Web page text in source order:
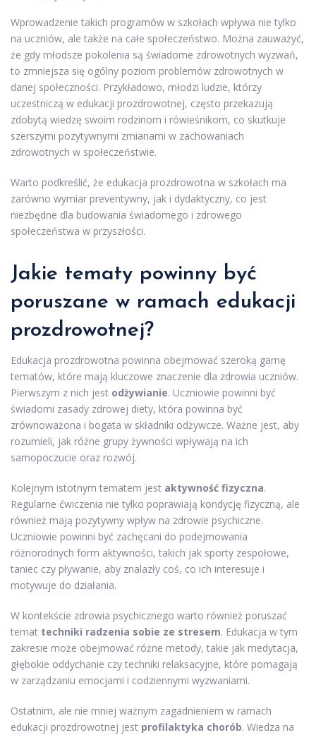
Wprowadzenie takich programów w szkołach wpływa nie tylko
na uczniów, ale także na całe społeczeństwo. Można zauważyć,
że gdy młodsze pokolenia są świadome zdrowotnych wyzwań,
to zmniejsza się ogólny poziom problemów zdrowotnych w
danej społeczności. Przykładowo, młodzi ludzie, którzy
uczestniczą w edukacji prozdrowotnej, często przekazują
zdobytą wiedzę swoim rodzinom i rówieśnikom, co skutkuje
szerszymi pozytywnymi zmianami w zachowaniach
zdrowotnych w społeczeństwie.
Warto podkreślić, że edukacja prozdrowotna w szkołach ma
zarówno wymiar preventywny, jak i dydaktyczny, co jest
niezbędne dla budowania świadomego i zdrowego
społeczeństwa w przyszłości.
Jakie tematy powinny być
poruszane w ramach edukacji
prozdrowotnej?
Edukacja prozdrowotna powinna obejmować szeroką gamę
tematów, które mają kluczowe znaczenie dla zdrowia uczniów.
Pierwszym z nich jest odżywianie. Uczniowie powinni być
świadomi zasady zdrowej diety, która powinna być
zrównoważona i bogata w składniki odżywcze. Ważne jest, aby
rozumieli, jak różne grupy żywności wpływają na ich
samopoczucie oraz rozwój.
Kolejnym istotnym tematem jest aktywność fizyczna.
Regularne ćwiczenia nie tylko poprawiają kondycję fizyczną, ale
również mają pozytywny wpływ na zdrowie psychiczne.
Uczniowie powinni być zachęcani do podejmowania
różnorodnych form aktywności, takich jak sporty zespołowe,
taniec czy pływanie, aby znalazły coś, co ich interesuje i
motywuje do działania.
W kontekście zdrowia psychicznego warto również poruszać
temat techniki radzenia sobie ze stresem. Edukacja w tym
zakresie może obejmować różne metody, takie jak medytacja,
głębokie oddychanie czy techniki relaksacyjne, które pomagają
w zarządzaniu emocjami i codziennymi wyzwaniami.
Ostatnim, ale nie mniej ważnym zagadnieniem w ramach
edukacji prozdrowotnej jest profilaktyka chorób. Wiedza na